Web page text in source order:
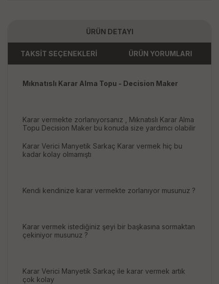
ÜRÜN DETAYI
TAKSİT SEÇENEKLERİ ÜRÜN YORUMLARI
Mıknatıslı Karar Alma Topu - Decision Maker
Karar vermekte zorlanıyorsanız , Mıknatıslı Karar Alma
Topu Decision Maker bu konuda size yardımcı olabilir
Karar Verici Manyetik Sarkaç Karar vermek hiç bu
kadar kolay olmamıştı
Kendi kendinize karar vermekte zorlanıyor musunuz ?
Karar vermek istediğiniz şeyi bir başkasına sormaktan
çekiniyor musunuz ?
Karar Verici Manyetik Sarkaç ile karar vermek artık
çok kolay